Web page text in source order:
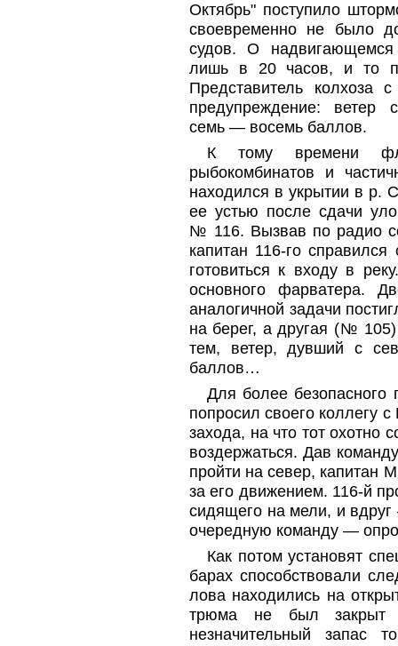
Октябрь" поступило
своевременно не было
судов. О
лишь в 20 часов, и то
Представитель
предупреждение: ветер
семь — восемь баллов.
К тому времени
рыбокомбинатов и
находился в укрытии в р.
ее устью после сдачи
№ 116. Вызвав по радио
капитан 116-го
готовиться к входу в
основного фарватера.
аналогичной задачи
на берег, а другая (№
тем, ветер, дувший с
баллов…
Для более безопасного
попросил своего коллегу
захода, на что тот охотно
воздержаться. Дав
пройти на север, капитан
за его движением. 116-й
сидящего на мели, и вдруг
очередную команду —
Как потом установят
барах способствовали
лова находились на
трюма не был закрыт
незначительный запас